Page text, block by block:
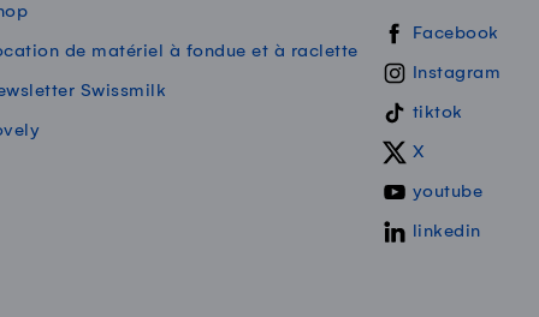
de matériel à fondue et à raclette
Swissmilk
Swissmilk sur les
Facebook
Instagram
tiktok
X
youtube
linkedin